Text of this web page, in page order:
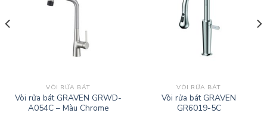
VÒI RỬA BÁT
Vòi rửa bát GRAVEN GRWD-
A054C – Màu Chrome
VÒI RỬA BÁT
Vòi rửa bát GRAVEN
GR6019-5C